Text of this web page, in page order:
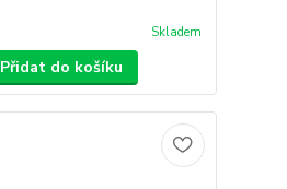
Skladem
Přidat do košíku